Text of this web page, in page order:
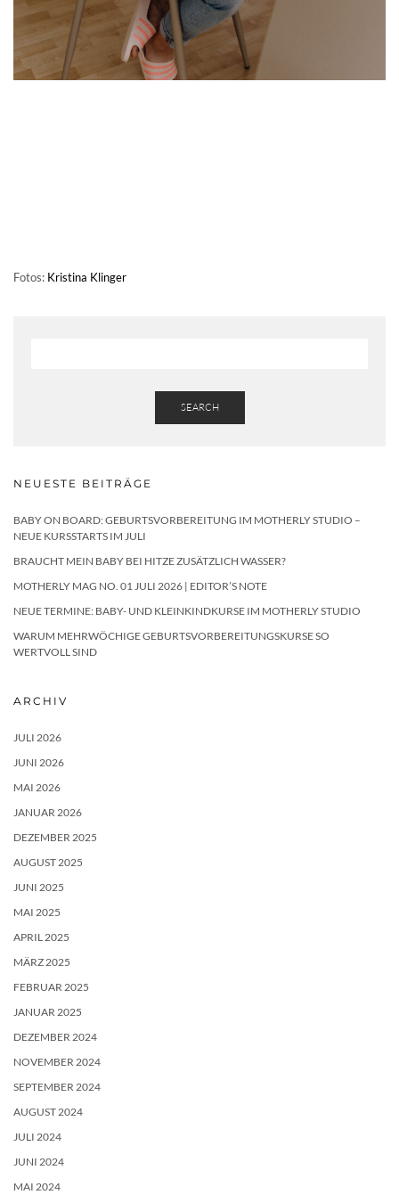
Fotos: Kristina Klinger
SEARCH
NEUESTE BEITRÄGE
BABY ON BOARD: GEBURTSVORBEREITUNG IM MOTHERLY STUDIO –
NEUE KURSSTARTS IM JULI
BRAUCHT MEIN BABY BEI HITZE ZUSÄTZLICH WASSER?
MOTHERLY MAG NO. 01 JULI 2026 | EDITOR’S NOTE
NEUE TERMINE: BABY- UND KLEINKINDKURSE IM MOTHERLY STUDIO
WARUM MEHRWÖCHIGE GEBURTSVORBEREITUNGSKURSE SO
WERTVOLL SIND
ARCHIV
JULI 2026
JUNI 2026
MAI 2026
JANUAR 2026
DEZEMBER 2025
AUGUST 2025
JUNI 2025
MAI 2025
APRIL 2025
MÄRZ 2025
FEBRUAR 2025
JANUAR 2025
DEZEMBER 2024
NOVEMBER 2024
SEPTEMBER 2024
AUGUST 2024
JULI 2024
JUNI 2024
MAI 2024